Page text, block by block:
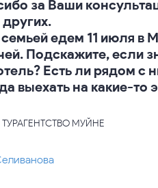
за Ваши
едем 11 июля в
Подскажите, если
Есть ли рядом с
выехать на какие-то
ТУРАГЕНТСТВО МУЙНЕ